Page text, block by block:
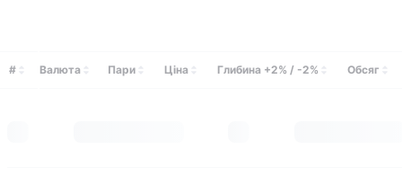
# Валюта Пари Ціна Глибина +2% / -2% Обсяг